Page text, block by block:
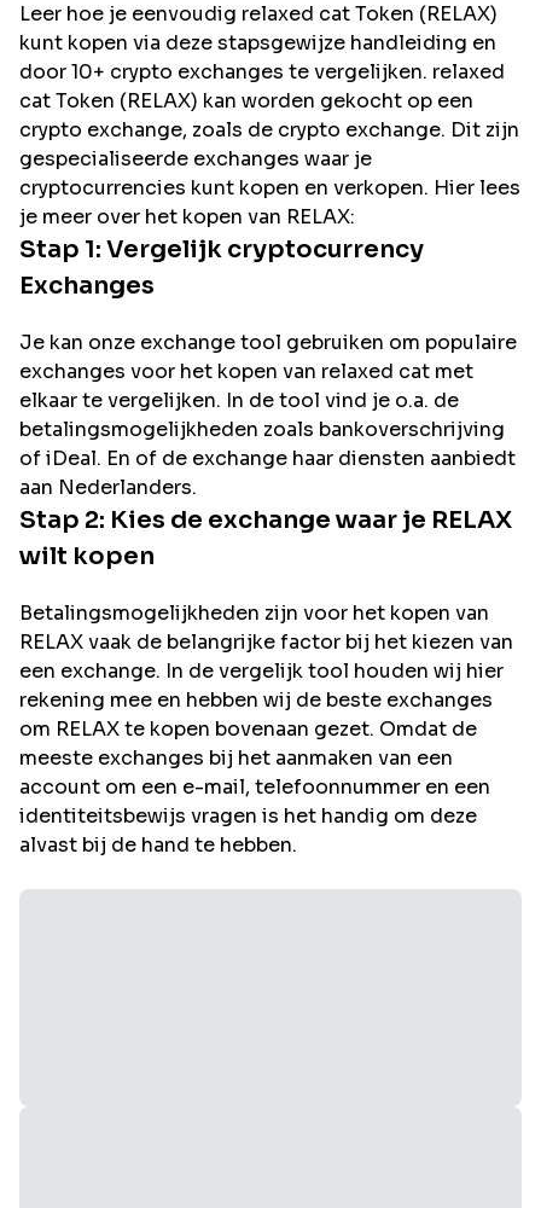
Leer hoe je eenvoudig relaxed catToken (RELAX)
kunt kopen via deze stapsgewijze handleiding en
door 10+ crypto exchanges te vergelijken. relaxed
catToken (RELAX) kan worden gekocht op een
crypto exchange, zoals de crypto exchange. Dit zijn
gespecialiseerde exchanges waar je
cryptocurrencies kunt kopen en verkopen. Hier lees
je meer over het kopen van RELAX:
Stap 1: Vergelijk cryptocurrency
Exchanges
Je kan onze exchange tool gebruiken om populaire
exchanges voor het kopen van relaxed cat met
elkaar te vergelijken. In de tool vind je o.a. de
betalingsmogelijkheden zoals bankoverschrijving
of iDeal. En of de exchange haar diensten aanbiedt
aan Nederlanders.
Stap 2: Kies de exchange waar je RELAX
wilt kopen
Betalingsmogelijkheden zijn voor het kopen van
RELAXvaak de belangrijke factor bij het kiezen van
een exchange. In de vergelijk tool houden wij hier
rekening mee en hebben wij de beste exchanges
om RELAXte kopen bovenaan gezet. Omdat de
meeste exchanges bij het aanmaken van een
account om een e-mail, telefoonnummer en een
identiteitsbewijs vragen is het handig om deze
alvast bij de hand te hebben.